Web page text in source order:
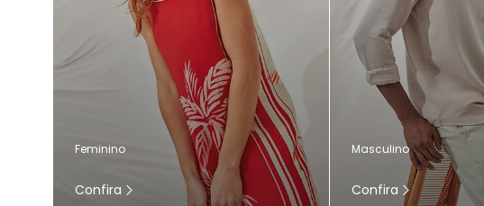
Feminino
Confira
Masculino
Confira